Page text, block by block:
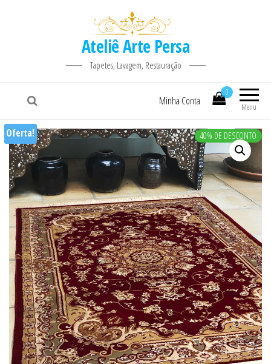
Ateliê Arte Persa
Tapetes, Lavagem, Restauração
Menu
0
Minha Conta
Oferta! 40% DE DESCONTO